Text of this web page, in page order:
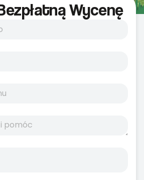
Wycenę